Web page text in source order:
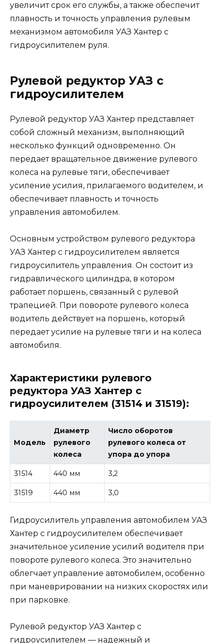
увеличит срок его службы, а также обеспечит
плавность и точность управления рулевым
механизмом автомобиля УАЗ Хантер с
гидроусилителем руля.
Рулевой редуктор УАЗ с
гидроусилителем
Рулевой редуктор УАЗ Хантер представляет
собой сложный механизм, выполняющий
несколько функций одновременно. Он
передает вращательное движение рулевого
колеса на рулевые тяги, обеспечивает
усиление усилия, прилагаемого водителем, и
обеспечивает плавность и точность
управления автомобилем.
Основным устройством рулевого редуктора
УАЗ Хантер с гидроусилителем является
гидроусилитель управления. Он состоит из
гидравлического цилиндра, в котором
работает поршень, связанный с рулевой
трапецией. При повороте рулевого колеса
водитель действует на поршень, который
передает усилие на рулевые тяги и на колеса
автомобиля.
Характеристики рулевого
редуктора УАЗ Хантер с
гидроусилителем (31514 и 31519):
Модель
Диаметр
рулевого
колеса
Число оборотов
рулевого колеса от
упора до упора
31514 440 мм 3,2
31519 440 мм 3,0
Гидроусилитель управления автомобилем УАЗ
Хантер с гидроусилителем обеспечивает
значительное усиление усилий водителя при
повороте рулевого колеса. Это значительно
облегчает управление автомобилем, особенно
при маневрировании на низких скоростях или
при парковке.
Рулевой редуктор УАЗ Хантер с
гидроусилителем — надежный и